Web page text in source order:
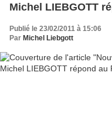
Michel LIEBGOTT
Publié le 23/02/2011 à 15:06
Par Michel Liebgott